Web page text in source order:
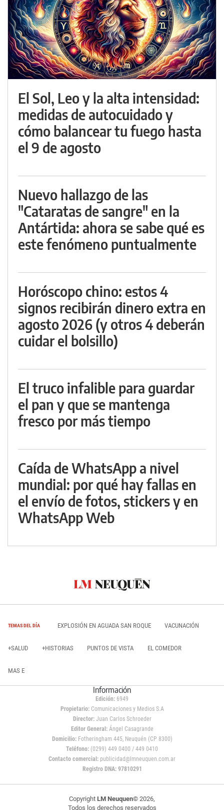
El Sol, Leo y la alta intensidad:
medidas de autocuidado y
cómo balancear tu fuego hasta
el 9 de agosto
Nuevo hallazgo de las
"Cataratas de sangre" en la
Antártida: ahora se sabe qué es
este fenómeno puntualmente
Horóscopo chino: estos 4
signos recibirán dinero extra en
agosto 2026 (y otros 4 deberán
cuidar el bolsillo)
El truco infalible para guardar
el pan y que se mantenga
fresco por más tiempo
Caída de WhatsApp a nivel
mundial: por qué hay fallas en
el envío de fotos, stickers y en
WhatsApp Web
TEMAS DEL DÍA EXPLOSIÓN EN AGUADA SAN ROQUE VACUNACIÓN
+SALUD +HISTORIAS PUNTOS DE VISTA EL COMEDOR
MAS E
Información
Edición: 6949
Propietario:Comunicaciones y Medios S.A
Director: Juan Carlos Schroeder
Editor General:Ángel Casagrande
Domicilio:Fotheringham 445, Neuquén (CP 8300)
Teléfono: (0299) 449 0400 / 449 0410
Contacto comercial: publicidad@lmneuquen.com.ar
Registro DNA: 97810291
Copyright LM Neuquen© 2026,
Todos los derechos reservados